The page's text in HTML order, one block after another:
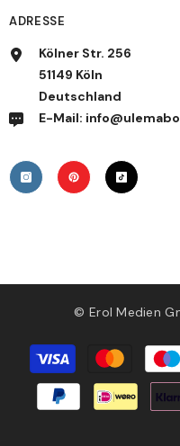
ADRESSE
Kölner Str. 256
51149 Köln
Deutschland
E-Mail:
© Erol Medien